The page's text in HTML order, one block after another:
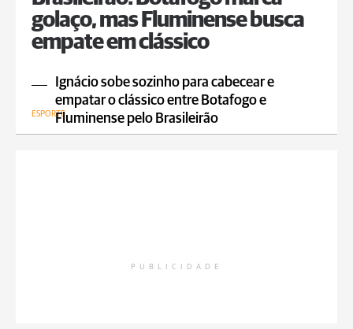
golaço, mas Fluminense busca
empate em clássico
Ignácio sobe sozinho para cabecear e
empatar o clássico entre Botafogo e
Fluminense pelo Brasileirão
ESPORTE
PUBLICIDADE